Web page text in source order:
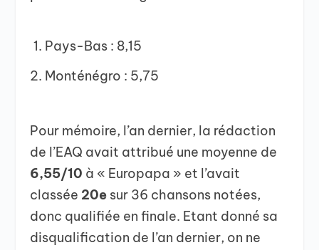
Pays-Bas : 8,15
Monténégro : 5,75
Pour mémoire, l’an dernier, la rédaction
de l’EAQ avait attribué une moyenne de
6,55/10 à « Europapa » et l’avait
classée 20e sur 36 chansons notées,
donc qualifiée en finale. Etant donné sa
disqualification de l’an dernier, on ne